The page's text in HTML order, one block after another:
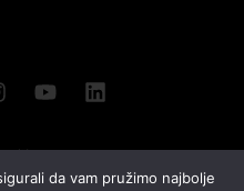
da vam pružimo najbolje